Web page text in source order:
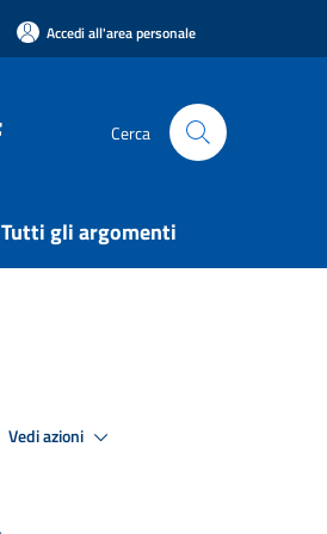
Accedi all'area personale
Cerca
Tutti gli argomenti
Vedi azioni